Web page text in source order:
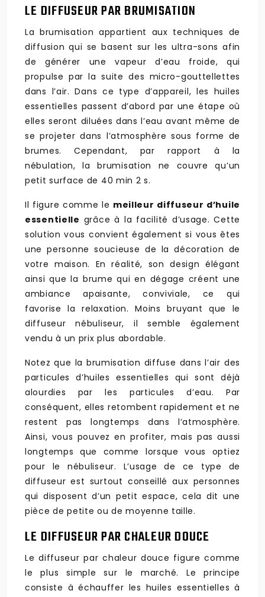
LE DIFFUSEUR PAR BRUMISATION
La brumisation appartient aux techniques de
diffusion qui se basent sur les ultra-sons afin
de générer une vapeur d’eau froide, qui
propulse par la suite des micro-gouttellettes
dans l’air. Dans ce type d’appareil, les huiles
essentielles passent d’abord par une étape où
elles seront diluées dans l’eau avant même de
se projeter dans l’atmosphère sous forme de
brumes. Cependant, par rapport à la
nébulation, la brumisation ne couvre qu’un
petit surface de 40 min 2 s.
Il figure comme le meilleur diffuseur d’huile
essentielle grâce à la facilité d’usage. Cette
solution vous convient également si vous êtes
une personne soucieuse de la décoration de
votre maison. En réalité, son design élégant
ainsi que la brume qui en dégage créent une
ambiance apaisante, conviviale, ce qui
favorise la relaxation. Moins bruyant que le
diffuseur nébuliseur, il semble également
vendu à un prix plus abordable.
Notez que la brumisation diffuse dans l’air des
particules d’huiles essentielles qui sont déjà
alourdies par les particules d’eau. Par
conséquent, elles retombent rapidement et ne
restent pas longtemps dans l’atmosphère.
Ainsi, vous pouvez en profiter, mais pas aussi
longtemps que comme lorsque vous optiez
pour le nébuliseur. L’usage de ce type de
diffuseur est surtout conseillé aux personnes
qui disposent d’un petit espace, cela dit une
pièce de petite ou de moyenne taille.
LE DIFFUSEUR PAR CHALEUR DOUCE
Le diffuseur par chaleur douce figure comme
le plus simple sur le marché. Le principe
consiste à échauffer les huiles essentielles à